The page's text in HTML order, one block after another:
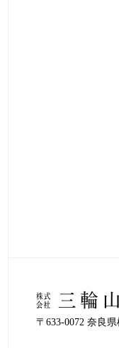
〒633-0072 奈良